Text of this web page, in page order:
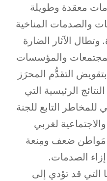
معقدة وطويلة
والصدمات المناخية
وتطال الآثار الضارة
والمؤسسات
التقدُّم المحرَز
الرئيسية التي
للمخاطر التابع للجنة
لغربي
مَواطن ضعف ومِنعة
الصدمات.
التي قد تؤدي إلى